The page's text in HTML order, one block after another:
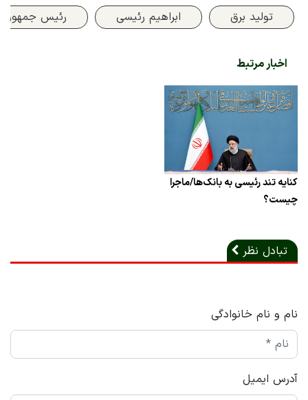
تولید برق ابراهیم رئیسی رئیس جمهور
اخبار مرتبط
کنایه تند رئیسی به بانک‌ها/ماجرا
چیست؟
تبادل نظر
نام و نام خانوادگی
آدرس ایمیل